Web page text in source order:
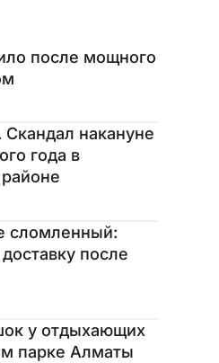
после мощного
накануне
года в
сломленный:
после
у отдыхающих
парке Алматы